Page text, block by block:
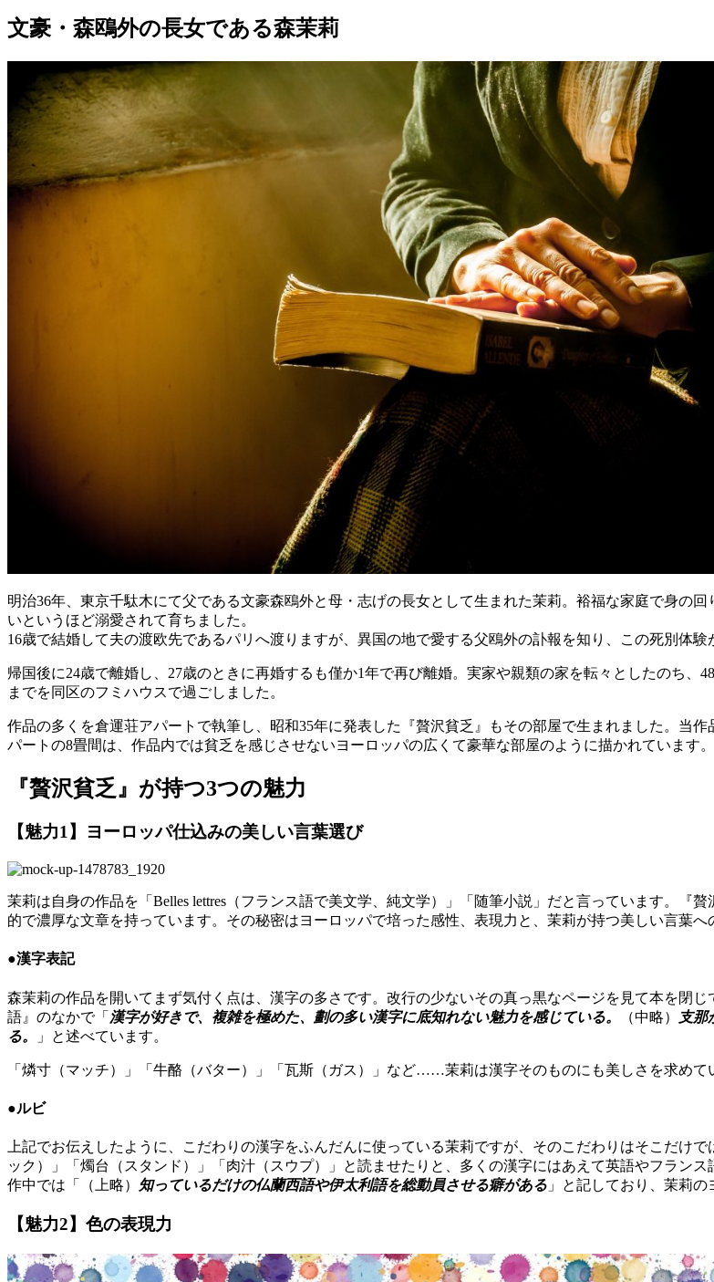
文豪・森鴎外の長女である森茉莉
明治36年、東京千駄木にて父である文豪森鴎外と母・志げの長女として生まれた茉莉。裕福な家庭で身の
いというほど溺愛されて育ちました。
16歳で結婚して夫の渡欧先であるパリへ渡りますが、異国の地で愛する父鴎外の訃報を知り、この死別体
帰国後に24歳で離婚し、27歳のときに再婚するも僅か1年で再び離婚。実家や親類の家を転々としたのち
までを同区のフミハウスで過ごしました。
作品の多くを倉運荘アパートで執筆し、昭和35年に発表した『贅沢貧乏』もその部屋で生まれました。当
パートの8畳間は、作品内では貧乏を感じさせないヨーロッパの広くて豪華な部屋のように描かれています。
『贅沢貧乏』が持つ3つの魅力
【魅力1】ヨーロッパ仕込みの美しい言葉選び
茉莉は自身の作品を「Belles lettres（フランス語で美文学、純文学）」「随筆小説」だと言っています。『
的で濃厚な文章を持っています。その秘密はヨーロッパで培った感性、表現力と、茉莉が持つ美しい言葉へ
●漢字表記
森茉莉の作品を開いてまず気付く点は、漢字の多さです。改行の少ないその真っ黒なページを見て本を閉
語』のなかで「 漢字が好きで、複雑を極めた、劃の多い漢字に底知れない魅力を感じている。 （中略）
支那
る。
」と述べています。
「燐寸（マッチ）」「牛酪（バター）」「瓦斯（ガス）」など……茉莉は漢字そのものにも美しさを求めて
●ルビ
上記でお伝えしたように、こだわりの漢字をふんだんに使っている茉莉ですが、そのこだわりはそこだけ
ック）」「燭台（スタンド）」「肉汁（スウプ）」と読ませたりと、多くの漢字にはあえて英語やフランス
作中では「（上略）
知っているだけの仏蘭西語や伊太利語を総動員させる癖がある 」と記しており、茉莉
【魅力2】色の表現力